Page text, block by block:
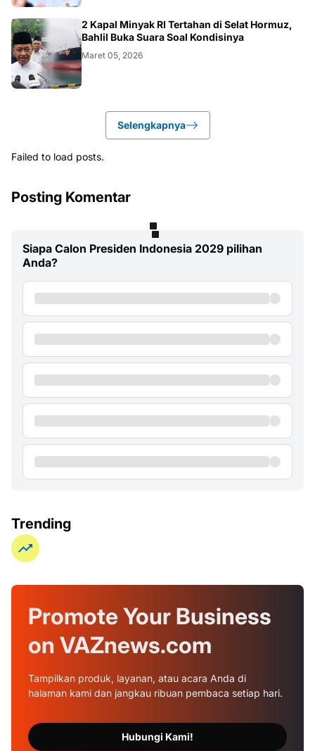
BISNIS
2 Kapal Minyak RI Tertahan di Selat Hormuz,
Bahlil Buka Suara Soal Kondisinya
Maret 05, 2026
Selengkapnya
Failed to load posts.
Posting Komentar
Siapa Calon Presiden Indonesia 2029 pilihan
Anda?
Trending
Promote Your Business
on VAZnews.com
Tampilkan produk, layanan, atau acara Anda di
halaman kami dan jangkau ribuan pembaca setiap hari.
Hubungi Kami!